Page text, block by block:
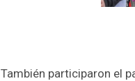
También participaron el